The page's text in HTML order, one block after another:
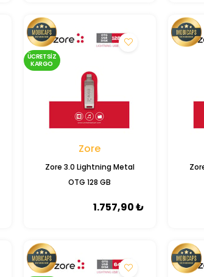
YENI
Zore
Zore 3.0 Lightning Metal
OTG 128 GB
ÜCRETSIZ
KARGO
1.757,90 ₺